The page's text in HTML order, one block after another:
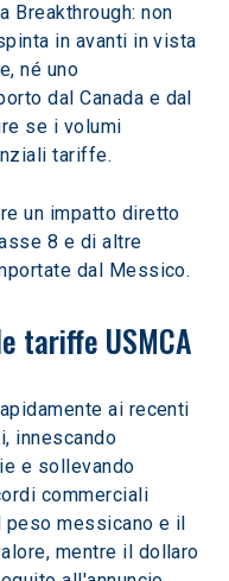
Breakthrough: non
in avanti in vista
né uno
dal Canada e dal
se i volumi
tariffe.
un impatto diretto
8 e di altre
dal Messico.
tariffe USMCA
ai recenti
innescando
e sollevando
commerciali
peso messicano e il
mentre il dollaro